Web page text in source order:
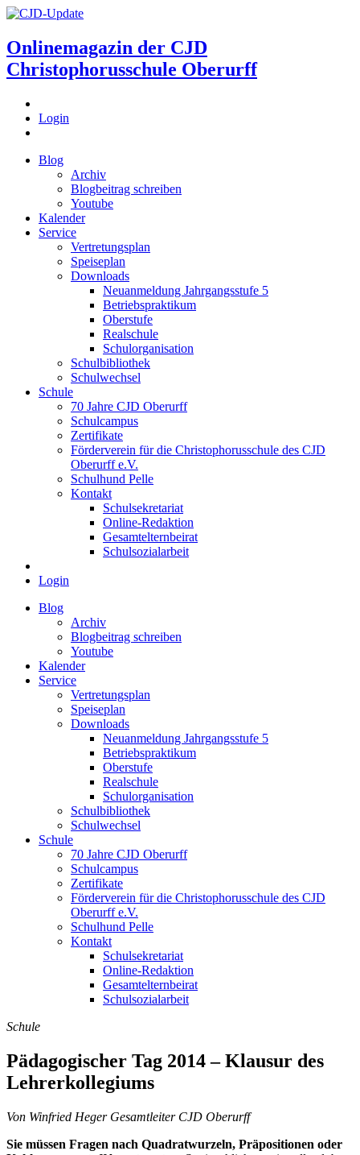
Onlinemagazin der CJD
Christophorusschule Oberurff
Login
Blog
Archiv
Blogbeitrag schreiben
Youtube
Kalender
Service
Vertretungsplan
Speiseplan
Downloads
Neuanmeldung Jahrgangsstufe 5
Betriebspraktikum
Oberstufe
Realschule
Schulorganisation
Schulbibliothek
Schulwechsel
Schule
70 Jahre CJD Oberurff
Schulcampus
Zertifikate
Förderverein für die Christophorusschule des CJD
Oberurff e.V.
Schulhund Pelle
Kontakt
Schulsekretariat
Online-Redaktion
Gesamtelternbeirat
Schulsozialarbeit
Login
Blog
Archiv
Blogbeitrag schreiben
Youtube
Kalender
Service
Vertretungsplan
Speiseplan
Downloads
Neuanmeldung Jahrgangsstufe 5
Betriebspraktikum
Oberstufe
Realschule
Schulorganisation
Schulbibliothek
Schulwechsel
Schule
70 Jahre CJD Oberurff
Schulcampus
Zertifikate
Förderverein für die Christophorusschule des CJD
Oberurff e.V.
Schulhund Pelle
Kontakt
Schulsekretariat
Online-Redaktion
Gesamtelternbeirat
Schulsozialarbeit
Schule
Pädagogischer Tag 2014 – Klausur des
Lehrerkollegiums
Von Winfried Heger Gesamtleiter CJD Oberurff
Sie müssen Fragen nach Quadratwurzeln, Präpositionen oder